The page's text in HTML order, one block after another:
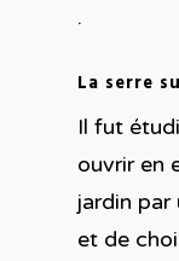
.
La serre
Il fut
ouvrir en
jardin
et de